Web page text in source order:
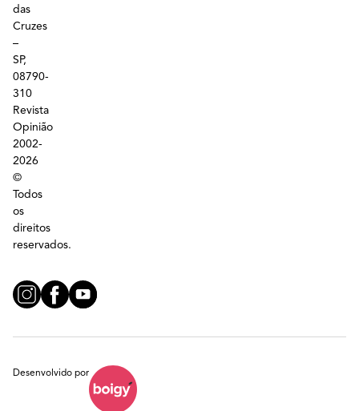
das
Cruzes
–
SP,
08790-
310
Revista
Opinião
2002-
2026
©
Todos
os
direitos
reservados.
Desenvolvido por